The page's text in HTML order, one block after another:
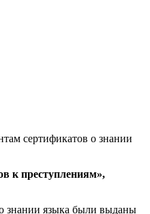
сертификатов о знании
к преступлениям»,
знании языка были выданы